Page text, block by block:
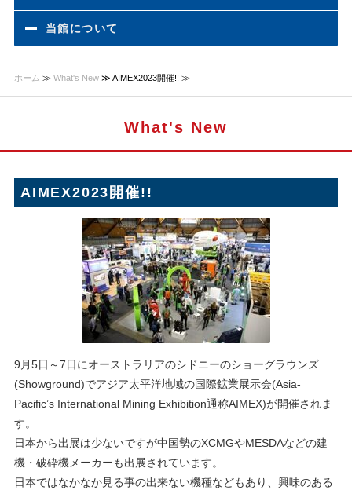
当館について
ホーム ≫ What's New≫ AIMEX2023開催!! ≫
What's New
AIMEX2023開催!!
9月5日～7日にオーストラリアのシドニーのショーグラウンズ
(Showground)でアジア太平洋地域の国際鉱業展示会(Asia-
Pacific’s International Mining Exhibition通称AIMEX)が開催されま
す。
日本から出展は少ないですが中国勢のXCMGやMESDAなどの建
機・破砕機メーカーも出展されています。
日本ではなかなか見る事の出来ない機種などもあり、興味のある